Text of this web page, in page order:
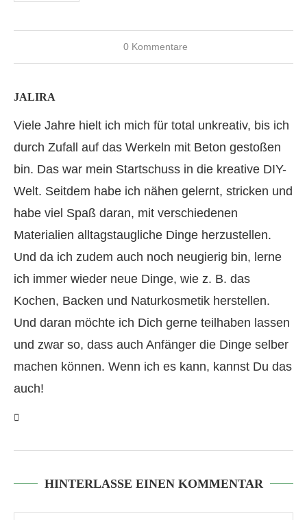
0 Kommentare
JALIRA
Viele Jahre hielt ich mich für total unkreativ, bis ich
durch Zufall auf das Werkeln mit Beton gestoßen
bin. Das war mein Startschuss in die kreative DIY-
Welt. Seitdem habe ich nähen gelernt, stricken und
habe viel Spaß daran, mit verschiedenen
Materialien alltagstaugliche Dinge herzustellen.
Und da ich zudem auch noch neugierig bin, lerne
ich immer wieder neue Dinge, wie z. B. das
Kochen, Backen und Naturkosmetik herstellen.
Und daran möchte ich Dich gerne teilhaben lassen
und zwar so, dass auch Anfänger die Dinge selber
machen können. Wenn ich es kann, kannst Du das
auch!
HINTERLASSE EINEN KOMMENTAR